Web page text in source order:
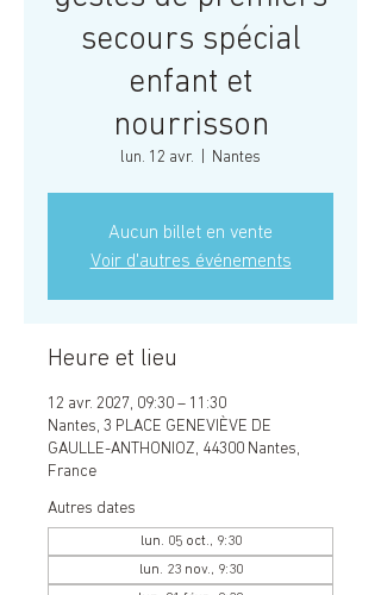
secours spécial
enfant et
nourrisson
lun. 12 avr. Nantes
Aucun billet en vente
Voir d'autres événements
Heure et lieu
12 avr. 2027, 09:30 – 11:30
Nantes, 3 PLACE GENEVIÈVE DE
GAULLE-ANTHONIOZ, 44300 Nantes,
France
Autres dates
lun. 05 oct., 9:30
lun. 23 nov., 9:30